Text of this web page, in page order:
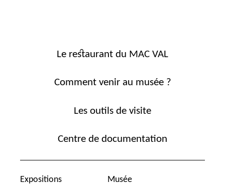
Le restaurant du MAC VAL
Comment venir au musée ?
Les outils de visite
Centre de documentation
Expositions Musée